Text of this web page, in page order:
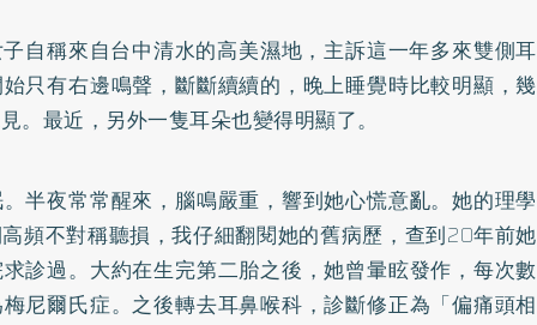
自稱來自台中清水的高美濕地，主訴這一年多來雙側耳
只有右邊鳴聲，斷斷續續的，晚上睡覺時比較明顯，幾
。最近，另外一隻耳朵也變得明顯了。
半夜常常醒來，腦鳴嚴重，響到她心慌意亂。她的理學
頻不對稱聽損，我仔細翻閱她的舊病歷，查到20年前她
診過。大約在生完第二胎之後，她曾暈眩發作，每次數
尼爾氏症。之後轉去耳鼻喉科，診斷修正為「偏痛頭相